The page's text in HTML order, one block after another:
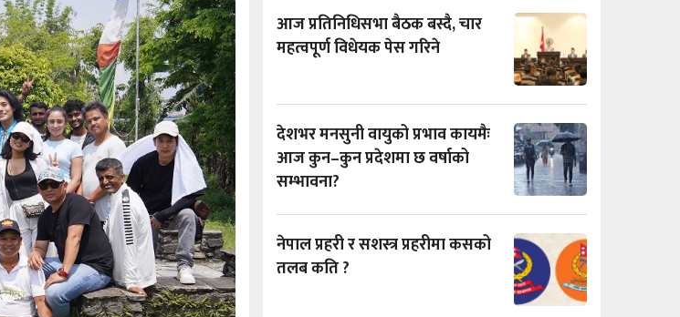
आज प्रतिनिधिसभा बैठक बस्दै, चार
महत्वपूर्ण विधेयक पेस गरिने
देशभर मनसुनी वायुको प्रभाव कायमैः
आज कुन–कुन प्रदेशमा छ वर्षाको
सम्भावना?
नेपाल प्रहरी र सशस्त्र प्रहरीमा कसको
तलब कति ?